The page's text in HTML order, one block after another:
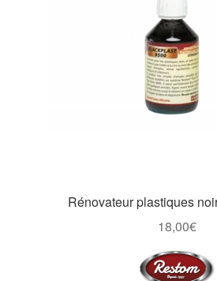
Rénovateur plastiques
18,00€